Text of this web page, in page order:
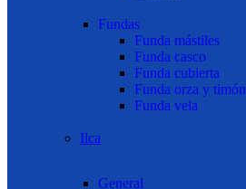
Fundas
Funda mástiles
Funda casco
Funda cubierta
Funda orza y timón
Funda vela
Ilca
General